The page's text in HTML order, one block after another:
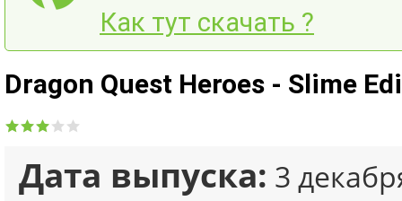
Как тут скачать ?
Dragon Quest Heroes - Slime
Дата выпуска: 3